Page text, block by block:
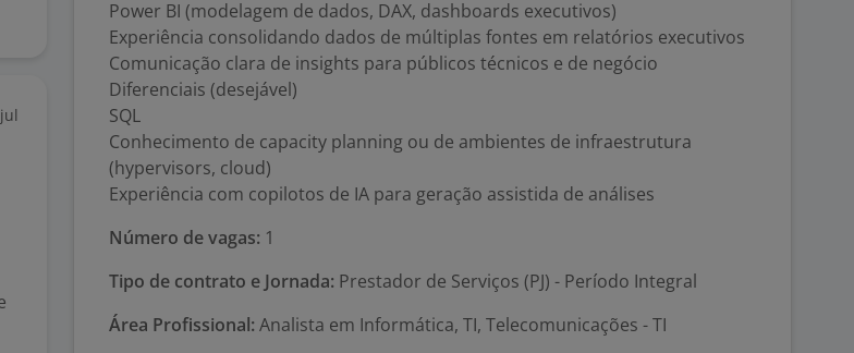
Power BI (modelagem de dados, DAX, dashboards executivos)
Experiência consolidando dados de múltiplas fontes em relatórios executivos
Comunicação clara de insights para públicos técnicos e de negócio
Diferenciais (desejável)
SQL
Conhecimento de capacity planning ou de ambientes de infraestrutura
(hypervisors, cloud)
Experiência com copilotos de IA para geração assistida de análises
Número de vagas: 1
Tipo de contrato e Jornada: Prestador de Serviços (PJ) - Período Integral
Área Profissional: Analista em Informática, TI, Telecomunicações - TI